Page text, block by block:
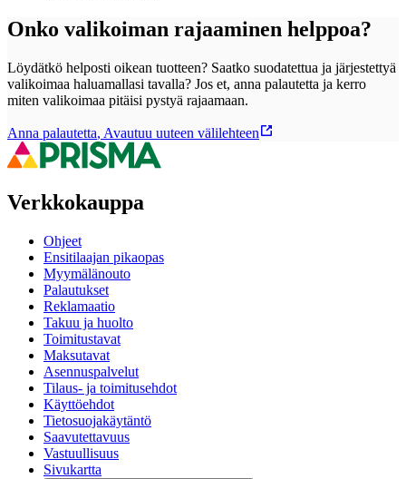
Onko valikoiman rajaaminen helppoa?
Löydätkö helposti oikean tuotteen? Saatko suodatettua ja järjestettyä
valikoimaa haluamallasi tavalla? Jos et, anna palautetta ja kerro
miten valikoimaa pitäisi pystyä rajaamaan.
Anna palautetta, Avautuu uuteen välilehteen
Verkkokauppa
Ohjeet
Ensitilaajan pikaopas
Myymälänouto
Palautukset
Reklamaatio
Takuu ja huolto
Toimitustavat
Maksutavat
Asennuspalvelut
Tilaus- ja toimitusehdot
Käyttöehdot
Tietosuojakäytäntö
Saavutettavuus
Vastuullisuus
Sivukartta